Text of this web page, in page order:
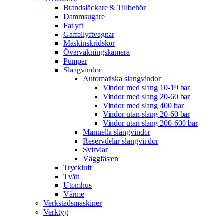
Brandsläckare & Tillbehör
Dammsugare
Fatlyft
Gaffellyftvagnar
Maskinskridskor
Övervakningskamera
Pumpar
Slangvindor
Automatiska slangvindor
Vindor med slang 10-19 bar
Vindor med slang 20-60 bar
Vindor med slang 400 bar
Vindor utan slang 20-60 bar
Vindor utan slang 200-600 bar
Manuella slangvindor
Reservdelar slangvindor
Svirvlar
Väggfästen
Tryckluft
Tvätt
Utomhus
Värme
Verkstadsmaskiner
Verktyg